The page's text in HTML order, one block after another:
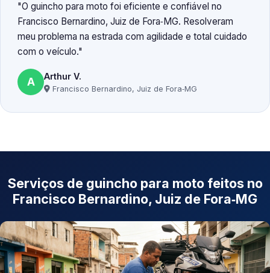
O guincho para moto foi eficiente e confiável no
Francisco Bernardino, Juiz de Fora‑MG. Resolveram
meu problema na estrada com agilidade e total cuidado
com o veículo.
A Arthur V.
Francisco Bernardino, Juiz de Fora‑MG
Serviços de guincho para moto feitos no
Francisco Bernardino, Juiz de Fora‑MG